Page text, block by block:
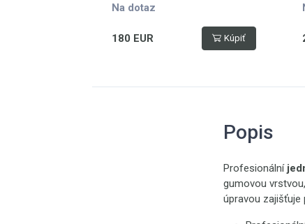
Na dotaz
180 EUR Kúpiť
Popis
Profesionální
gumovou
úpravou zajišťuje